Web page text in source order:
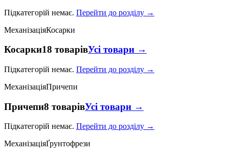
Підкатегорій немає. Перейти до розділу →
МеханізаціяКосарки
Косарки18 товарівУсі товари →
Підкатегорій немає. Перейти до розділу →
МеханізаціяПричепи
Причепи8 товарівУсі товари →
Підкатегорій немає. Перейти до розділу →
МеханізаціяҐрунтофрези